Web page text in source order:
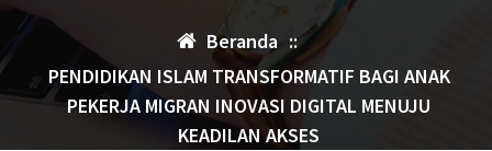
Beranda ::
PENDIDIKAN ISLAM TRANSFORMATIF BAGI ANAK
PEKERJA MIGRAN INOVASI DIGITAL MENUJU
KEADILAN AKSES